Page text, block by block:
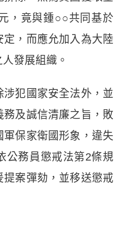
，竟與鍾○○共同基於
，而應允加入為大陸
發展組織。
犯國家安全法外，並
及誠信清廉之旨，敗
保家衛國形象，違失
公務員懲戒法第2條規
案彈劾，並移送懲戒